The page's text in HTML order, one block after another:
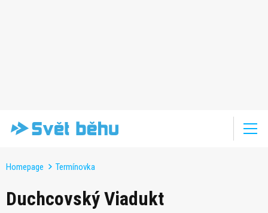
Homepage Termínovka
Duchcovský Viadukt